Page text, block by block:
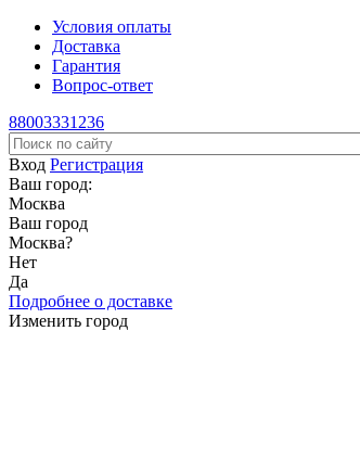
Условия оплаты
Доставка
Гарантия
Вопрос-ответ
88003331236
Вход Регистрация
Ваш город:
Москва
Ваш город
Москва?
Нет
Да
Подробнее о доставке
Изменить город